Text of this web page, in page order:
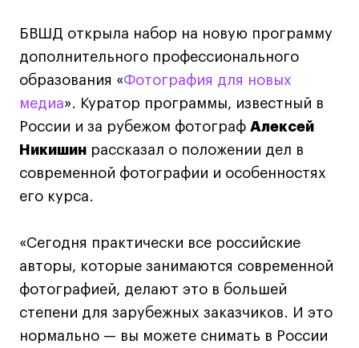
Техникум
Специалист кино- и медиапродакшена
Графический дизайнер
Цифровой маркетолог
Технолог-конструктор одежды
Коммерческий фотограф
Все программы
Для школьников
Интенсивы
Среднесрочные
Долгосрочные
БВШД открыла набор на новую программу
дополнительного профессионального
образования «Фотография для новых
медиа». Куратор программы, известный в
России и за рубежом фотографАлексей
Никишин рассказал о положении дел в
современной фотографии и особенностях
его курса.
«Сегодня практически все российские
авторы, которые занимаются современной
фотографией, делают это в большей
степени для зарубежных заказчиков. И это
нормально — вы можете снимать в России